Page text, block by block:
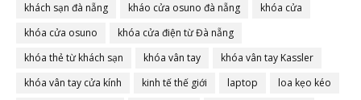
khách sạn đà nẵng
kháo cửa osuno đà nẵng
khóa cửa
khóa cửa osuno
khóa cửa điện từ Đà nẵng
khóa thẻ từ khách sạn
khóa vân tay
khóa vân tay Kassler
khóa vân tay cửa kính
kinh tế thế giới laptop
loa kẹo kéo